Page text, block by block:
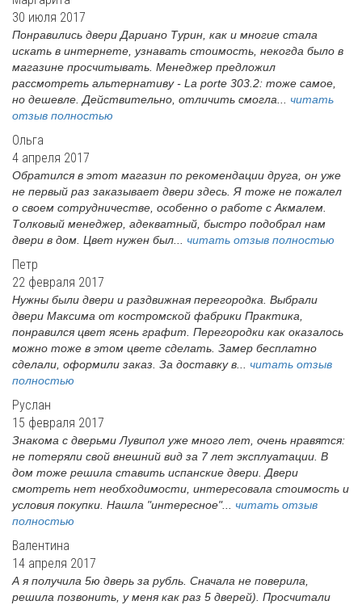
30 июля 2017
Понравились двери Дариано Турин, как и многие стала
искать в интернете, узнавать стоимость, некогда было в
магазине просчитывать. Менеджер предложил
рассмотреть альтернативу - La porte 303.2: тоже самое,
но дешевле. Действительно, отличить смогла... читать
отзыв полностью
Ольга
4 апреля 2017
Обратился в этот магазин по рекомендации друга, он уже
не первый раз заказывает двери здесь. Я тоже не пожалел
о своем сотрудничестве, особенно о работе с Акмалем.
Толковый менеджер, адекватный, быстро подобрал нам
двери в дом. Цвет нужен был... читать отзыв полностью
Петр
22 февраля 2017
Нужны были двери и раздвижная перегородка. Выбрали
двери Максима от костромской фабрики Практика,
понравился цвет ясень графит. Перегородки как оказалось
можно тоже в этом цвете сделать. Замер бесплатно
сделали, оформили заказ. За доставку в... читать отзыв
полностью
Руслан
15 февраля 2017
Знакома с дверьми Лувипол уже много лет, очень нравятся:
не потеряли свой внешний вид за 7 лет эксплуатации. В
дом тоже решила ставить испанские двери. Двери
смотреть нет необходимости, интересовала стоимость и
условия покупки. Нашла "интересное"... читать отзыв
полностью
Валентина
14 апреля 2017
А я получила 5ю дверь за рубль. Сначала не поверила,
решила позвонить, у меня как раз 5 дверей). Просчитали